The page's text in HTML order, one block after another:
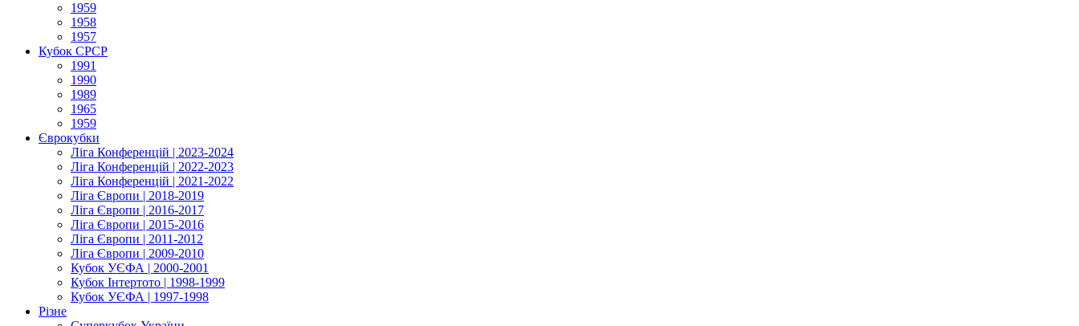
1959
1958
1957
Кубок СРСР
1991
1990
1989
1965
1959
Єврокубки
Ліга Конференцій | 2023-2024
Ліга Конференцій | 2022-2023
Ліга Конференцій | 2021-2022
Ліга Європи | 2018-2019
Ліга Європи | 2016-2017
Ліга Європи | 2015-2016
Ліга Європи | 2011-2012
Ліга Європи | 2009-2010
Кубок УЄФА | 2000-2001
Кубок Інтертото | 1998-1999
Кубок УЄФА | 1997-1998
Різне